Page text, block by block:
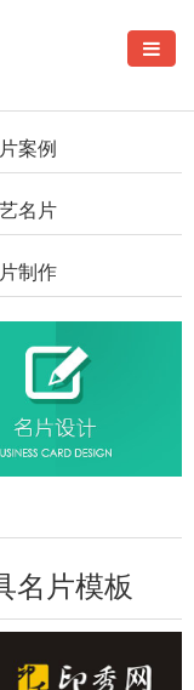
案例
名片
制作
名片模板